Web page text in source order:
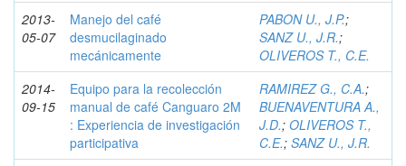
2013-
05-07
Manejo del café
desmucilaginado
mecánicamente
PABON U., J.P.;
SANZ U., J.R.;
OLIVEROS T., C.E.
2014-
09-15
Equipo para la recolección
manual de café Canguaro 2M
: Experiencia de investigación
participativa
RAMIREZ G., C.A.;
BUENAVENTURA A.,
J.D.; OLIVEROS T.,
C.E.; SANZ U., J.R.